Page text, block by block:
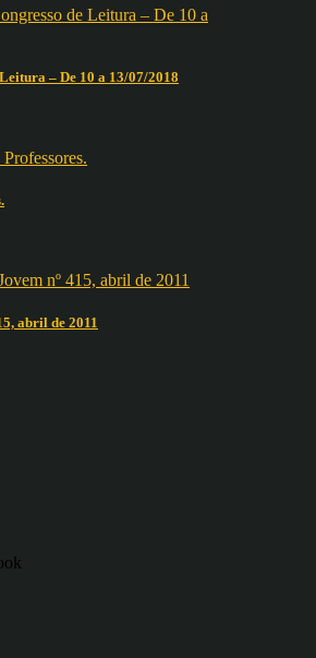
– De 10 a 13/07/2018
abril de 2011